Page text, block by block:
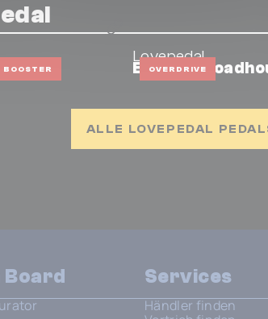
BOOSTER OVERDRIVE
Lovepedal
Eternity
ALLE LOVEPEDAL
Board Services
Händler finden